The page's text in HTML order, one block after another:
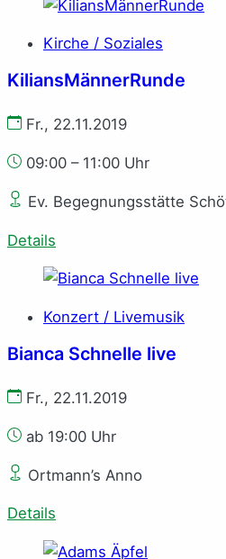
Kirche / Soziales
KiliansMännerRunde
Fr., 22.11.2019
09:00 – 11:00 Uhr
Ev. Begegnungsstätte
Details
Konzert / Livemusik
Bianca Schnelle live
Fr., 22.11.2019
ab 19:00 Uhr
Ortmann’s Anno
Details